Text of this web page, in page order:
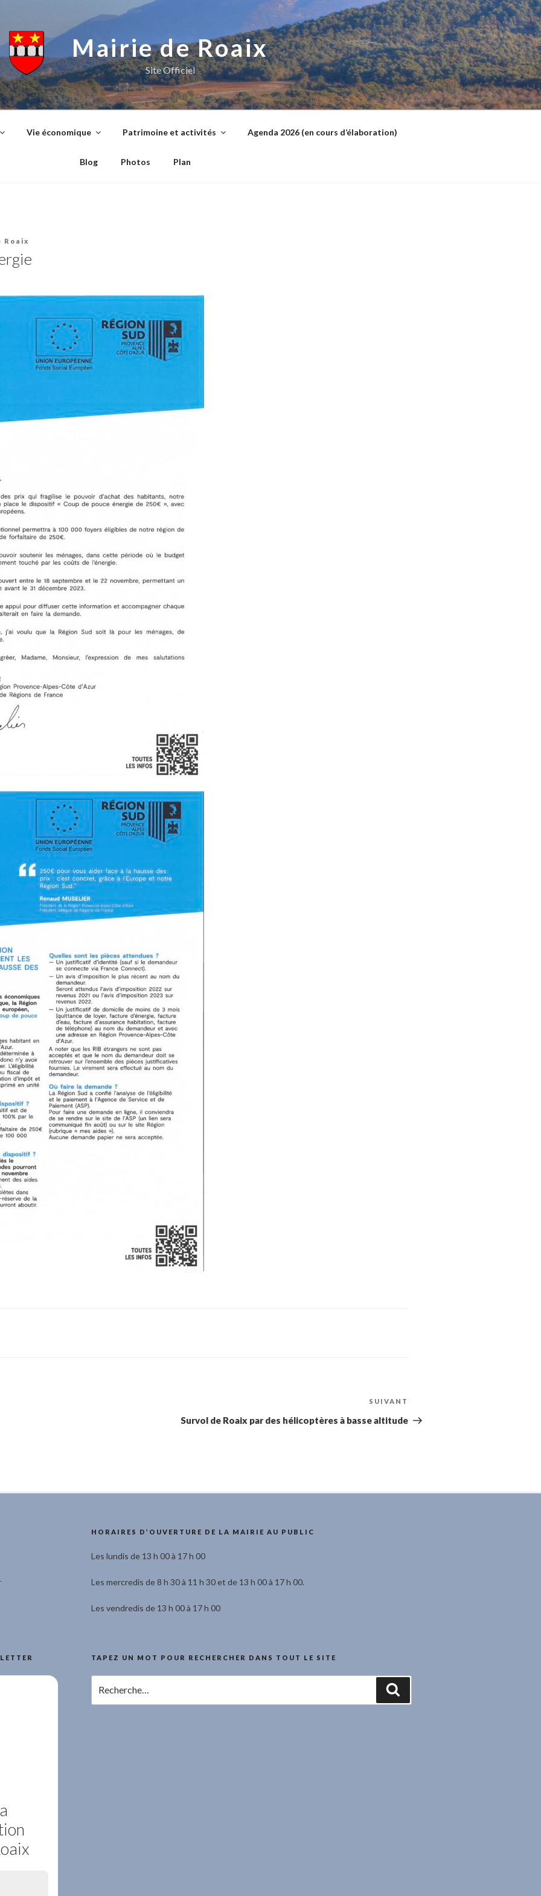
Mairie de Roaix
Site Officiel
Vie économique Patrimoine et activités Agenda 2026 (en cours d’élaboration)
Blog Photos Plan
Roaix
suivant
SUIVANT
Survol de Roaix par des hélicoptères à basse altitude
HORAIRES D’OUVERTURE DE LA MAIRIE AU PUBLIC
Les lundis de 13 h 00 à 17 h 00
Les mercredis de 8 h 30 à 11 h 30 et de 13 h 00 à 17 h 00.
Les vendredis de 13 h 00 à 17 h 00
TAPEZ UN MOT POUR RECHERCHER DANS TOUT LE SITE
pour
: